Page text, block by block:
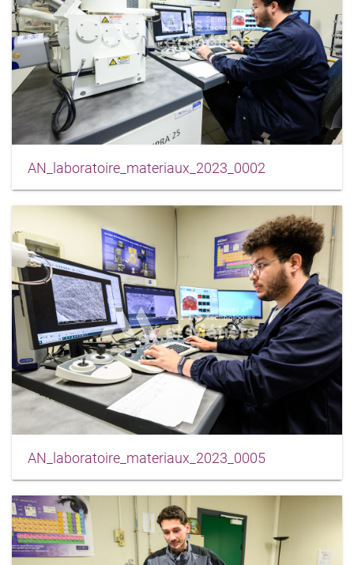
AN_laboratoire_materiaux_2023_0002
AN_laboratoire_materiaux_2023_0005